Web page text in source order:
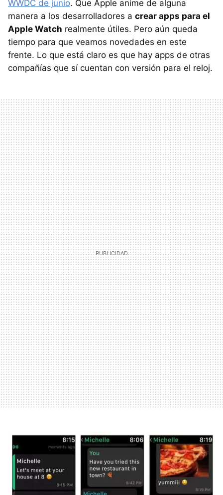
WWDC de junio. Que Apple anime de alguna
manera a los desarrolladores a crear apps para el
Apple Watch realmente útiles. Pero aún queda
tiempo para que veamos novedades en este
frente. Lo que está claro es que hay apps de otras
compañías que sí cuentan con versión para el reloj.